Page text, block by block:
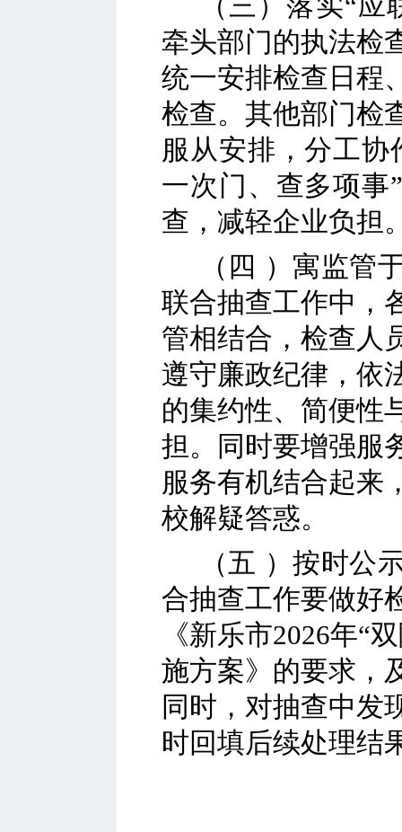
牵头部门的执法检
统一安排检查日程
检查。其他部门检
服从安排，分工
一次门、查多项事
查，减轻企业负担
（ 四 ） 寓监管
联合抽查工作中，
管相结合，检查人
遵守廉政纪律，依
的集约性、简便性
担。同时要增强服
服务有机结合起来
校解疑答惑。
（五 ）按时公
合抽查工作要做好
《新乐市2026年“
施方案》的要求，
同时，对抽查中发
时回填后续处理结